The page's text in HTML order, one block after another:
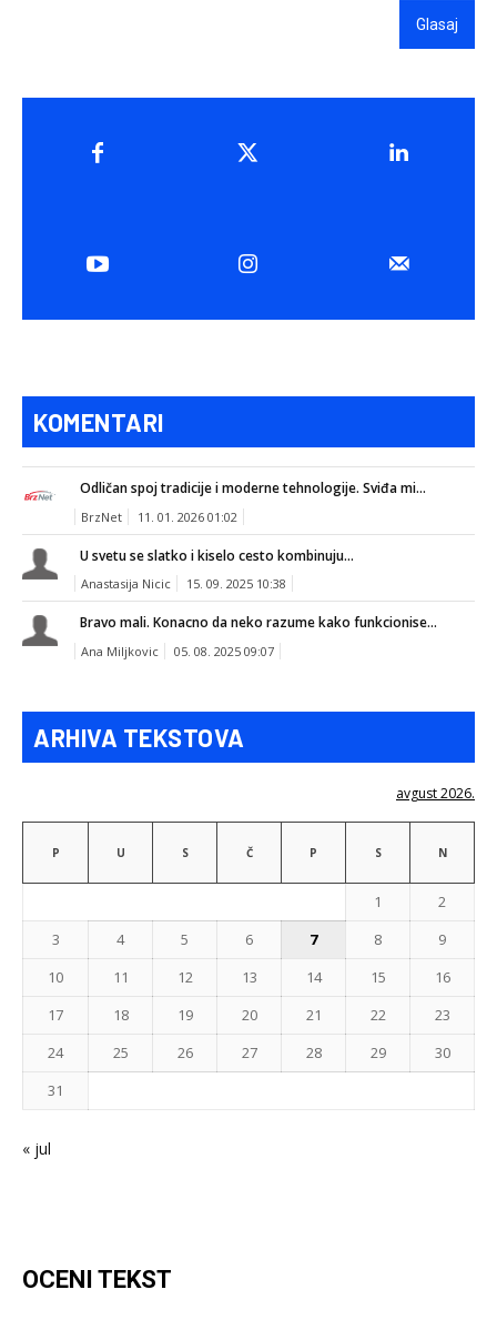
Glasaj
KOMENTARI
Odličan spoj tradicije i moderne tehnologije. Sviđa mi...
BrzNet 11. 01. 2026 01:02
U svetu se slatko i kiselo cesto kombinuju...
Anastasija Nicic 15. 09. 2025 10:38
Bravo mali. Konacno da neko razume kako funkcionise...
Ana Miljkovic 05. 08. 2025 09:07
ARHIVA TEKSTOVA
avgust 2026.
P U S Č P S N
1
2
3
4 5 6 7 8
9
10
11 12 13 14 15
16
17
18 19 20 21 22
23
24
25 26 27 28 29
30
31
« jul
OCENI TEKST